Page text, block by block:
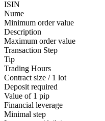
ISIN
Nume
Minimum order value
Description
Maximum order value
Transaction Step
Tip
Trading Hours
Contract size / 1 lot
Deposit required
Value of 1 pip
Financial leverage
Minimal step